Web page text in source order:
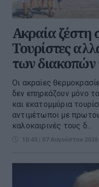
Ακραία ζέστη
Τουρίστες
των διακοπών
Οι ακραίες
δεν επηρεάζουν μόνο
και εκατομμύρια
αντιμέτωποι με
καλοκαιρινές τους δ...
10:45 | 07 Αυγούστου 2026